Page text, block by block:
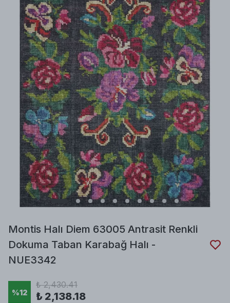
Montis Halı Diem 63005 Antrasit Renkli
Dokuma Taban Karabağ Halı -
NUE3342
%12
₺ 2,430.41
₺ 2,138.18